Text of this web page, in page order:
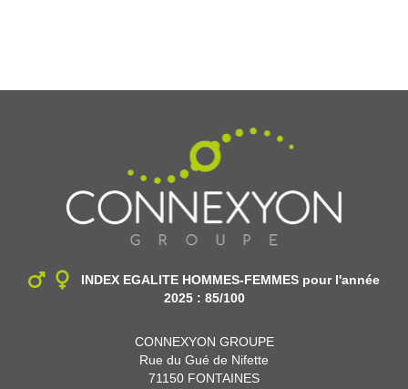
INDEX EGALITE HOMMES-FEMMES pour l'année
2025 : 85/100
CONNEXYON GROUPE
Rue du Gué de Nifette
71150 FONTAINES